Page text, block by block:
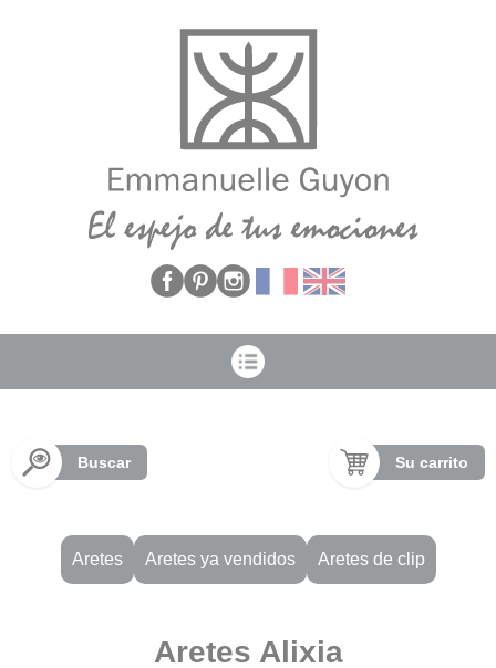
Buscar Su carrito
Aretes Aretes ya vendidos Aretes de clip
Aretes Alixia